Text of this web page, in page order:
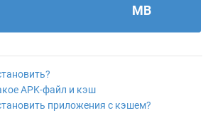
MB
APK-файл и кэш
приложения с кэшем?